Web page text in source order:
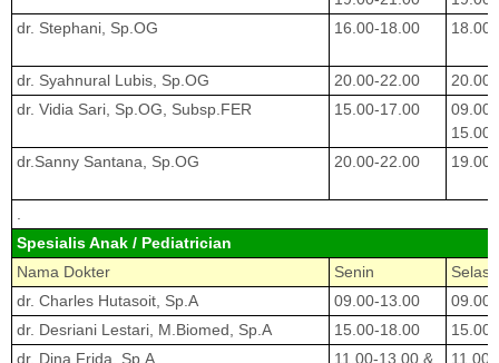
dr. Stephani, Sp.OG
16.00-18.00
dr. Syahnural Lubis, Sp.OG 20.00-22.00
dr. Vidia Sari, Sp.OG, Subsp.FER
15.00-17.00
dr.Sanny Santana, Sp.OG
20.00-22.00
Spesialis Anak / Pediatrician
Nama Dokter
Senin
Selasa
dr. Charles Hutasoit, Sp.A
09.00-13.00
dr. Desriani Lestari, M.Biomed, Sp.A
15.00-18.00
dr. Dina Frida, Sp.A
11.00-13.00 &